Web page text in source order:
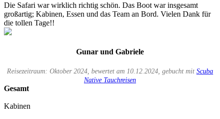
Die Safari war wirklich richtig schön. Das Boot war insgesamt
großartig; Kabinen, Essen und das Team an Bord. Vielen Dank für
die tollen Tage!!
Gunar und Gabriele
Reisezeitraum: Oktober 2024, bewertet am 10.12.2024, gebucht mit Scuba
Native Tauchreisen
Gesamt
Kabinen